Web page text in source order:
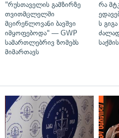
"რუსთაველის გამზირზე
თვითმცლელში
მცირეწლოვანი ბავშვი
იმყოფებოდა" — GWP
სამართლებრივ ზომებს
მიმართავს
რა
ს